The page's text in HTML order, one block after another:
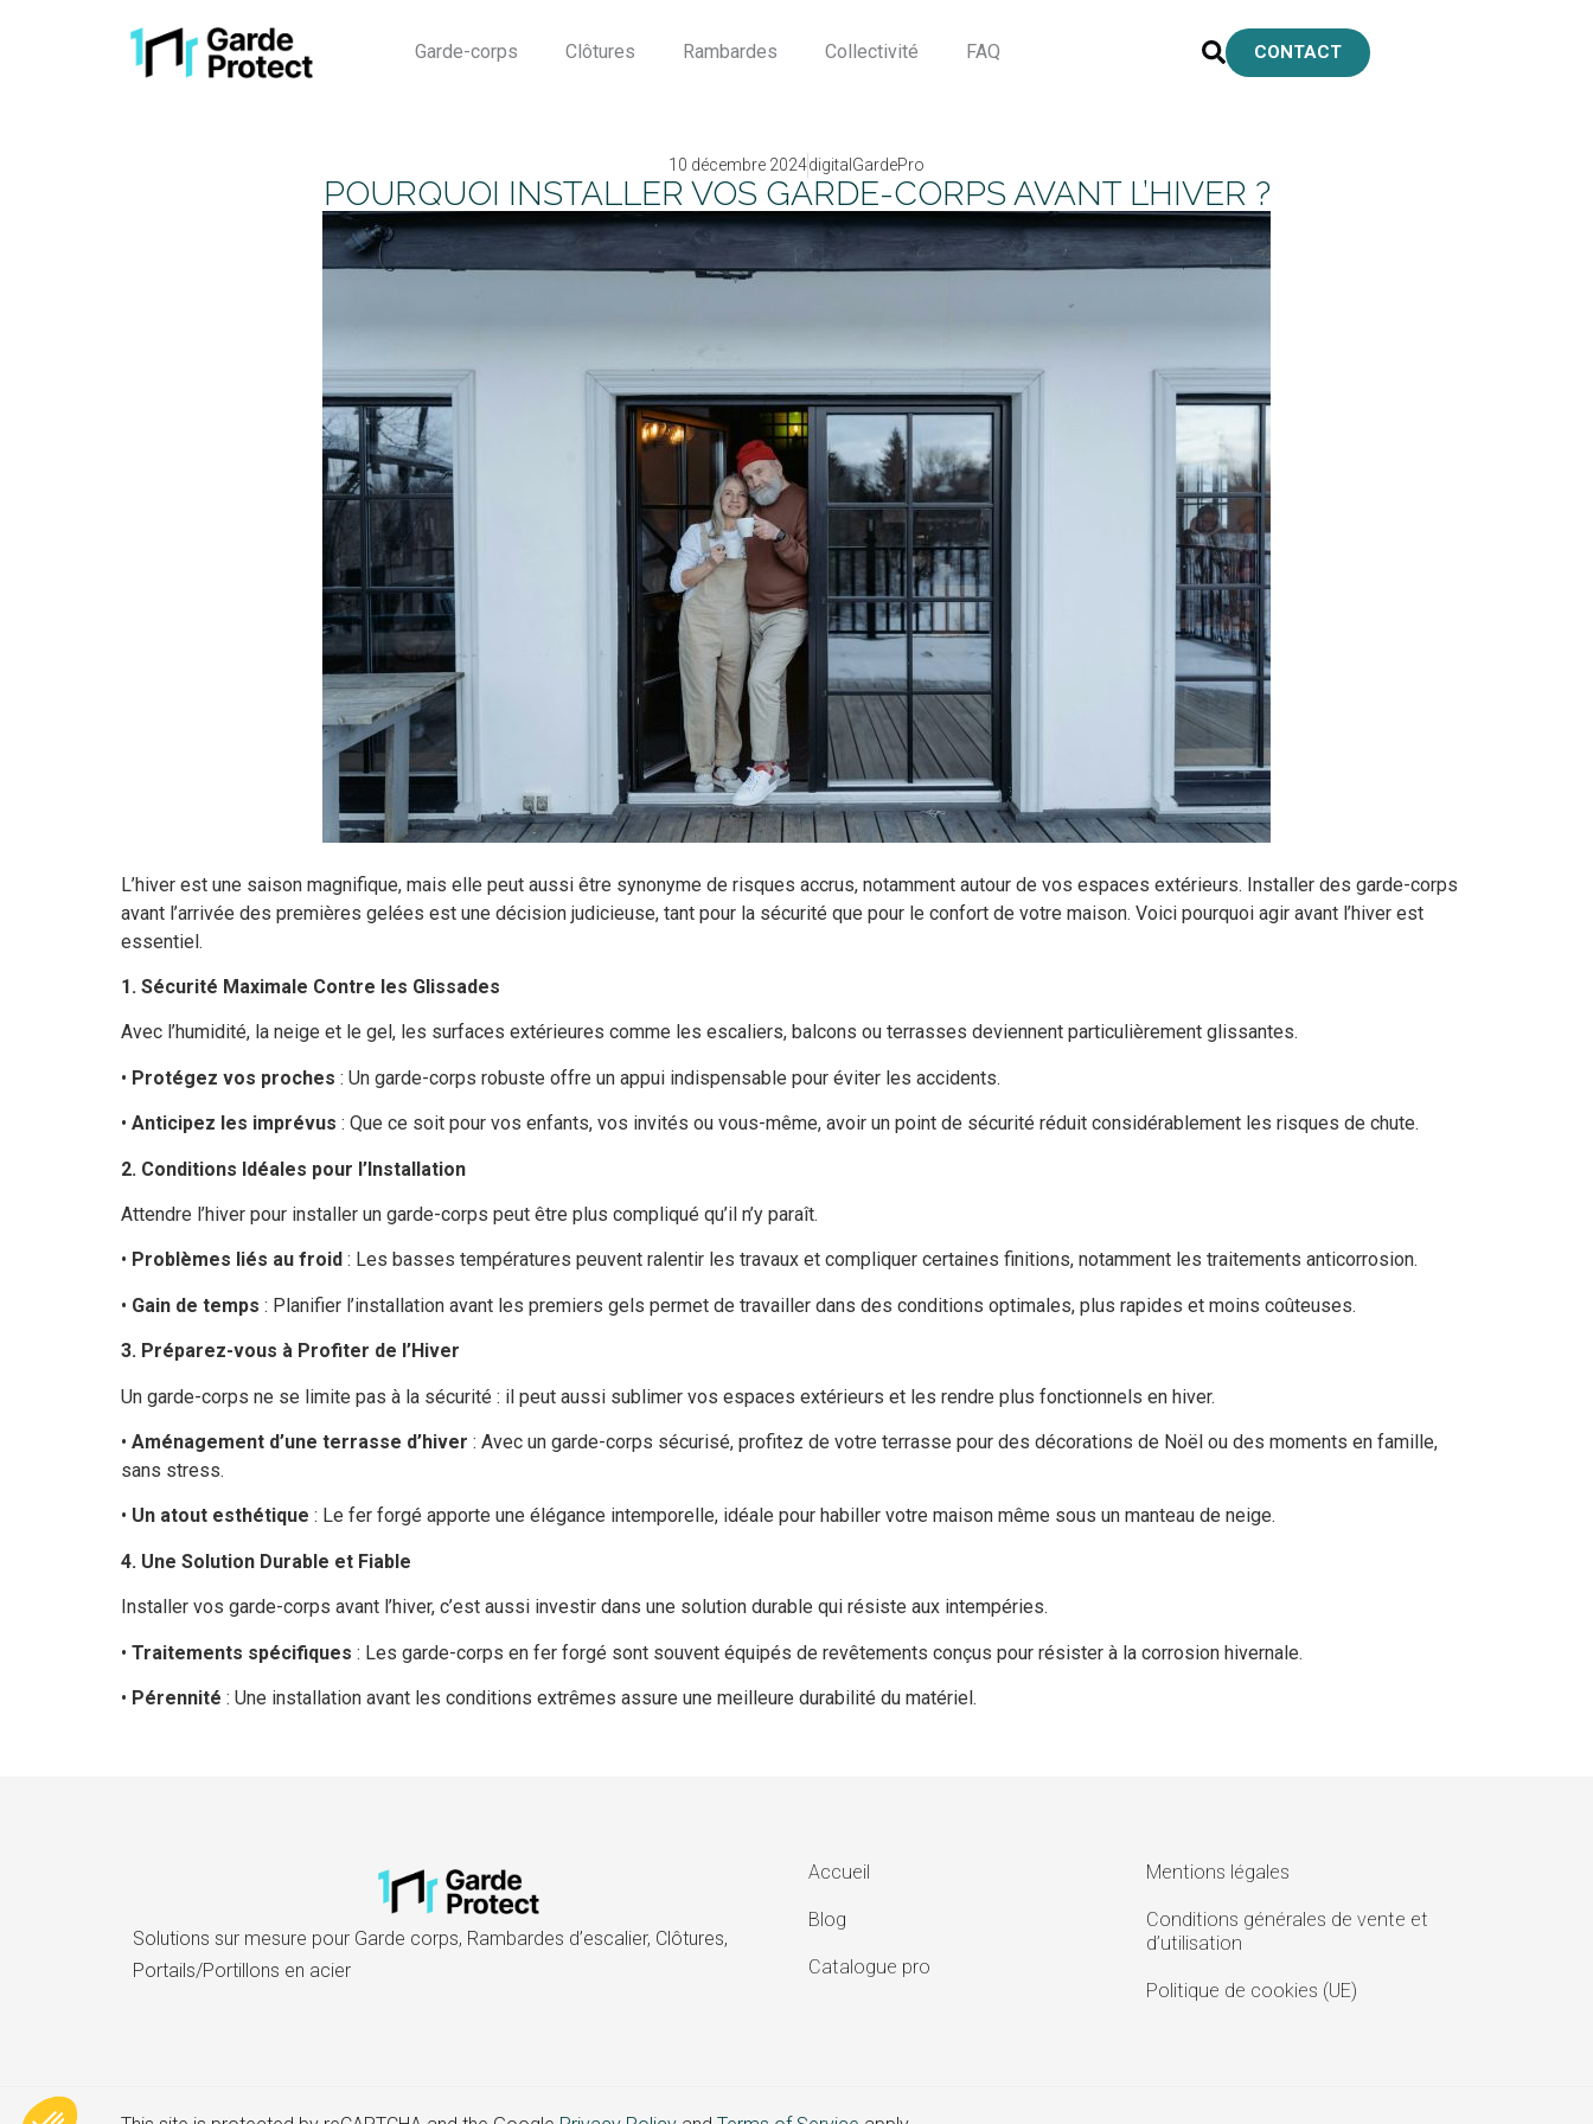
Garde-corps Clôtures Rambardes Collectivité FAQ CONTACT
10 décembre 2024digitalGardePro
POURQUOI INSTALLER VOS GARDE-CORPS AVANT L’HIVER ?
L’hiver est une saison magnifique, mais elle peut aussi être synonyme de risques accrus, notamment autour de vos espaces extérieurs. Installer des garde-corps
avant l’arrivée des premières gelées est une décision judicieuse, tant pour la sécurité que pour le confort de votre maison. Voici pourquoi agir avant l’hiver est
essentiel.
1. Sécurité Maximale Contre les Glissades
Avec l’humidité, la neige et le gel, les surfaces extérieures comme les escaliers, balcons ou terrasses deviennent particulièrement glissantes.
• Protégez vos proches : Un garde-corps robuste offre un appui indispensable pour éviter les accidents.
• Anticipez les imprévus : Que ce soit pour vos enfants, vos invités ou vous-même, avoir un point de sécurité réduit considérablement les risques de chute.
2. Conditions Idéales pour l’Installation
Attendre l’hiver pour installer un garde-corps peut être plus compliqué qu’il n’y paraît.
• Problèmes liés au froid : Les basses températures peuvent ralentir les travaux et compliquer certaines finitions, notamment les traitements anticorrosion.
• Gain de temps : Planifier l’installation avant les premiers gels permet de travailler dans des conditions optimales, plus rapides et moins coûteuses.
3. Préparez-vous à Profiter de l’Hiver
Un garde-corps ne se limite pas à la sécurité : il peut aussi sublimer vos espaces extérieurs et les rendre plus fonctionnels en hiver.
• Aménagement d’une terrasse d’hiver : Avec un garde-corps sécurisé, profitez de votre terrasse pour des décorations de Noël ou des moments en famille,
sans stress.
• Un atout esthétique : Le fer forgé apporte une élégance intemporelle, idéale pour habiller votre maison même sous un manteau de neige.
4. Une Solution Durable et Fiable
Installer vos garde-corps avant l’hiver, c’est aussi investir dans une solution durable qui résiste aux intempéries.
• Traitements spécifiques : Les garde-corps en fer forgé sont souvent équipés de revêtements conçus pour résister à la corrosion hivernale.
• Pérennité : Une installation avant les conditions extrêmes assure une meilleure durabilité du matériel.
Solutions sur mesure pour Garde corps, Rambardes d’escalier, Clôtures,
Portails/Portillons en acier​
Accueil
Blog
Catalogue pro
Mentions légales
Conditions générales de vente et
d’utilisation
Politique de cookies (UE)